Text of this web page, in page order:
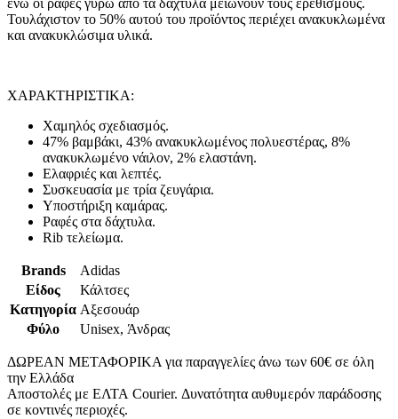
ενώ οι ραφές γύρω από τα δάχτυλα μειώνουν τους ερεθισμούς.
Τουλάχιστον το 50% αυτού του προϊόντος περιέχει ανακυκλωμένα
και ανακυκλώσιμα υλικά.
ΧΑΡΑΚΤΗΡΙΣΤΙΚΑ:
Χαμηλός σχεδιασμός.
47% βαμβάκι, 43% ανακυκλωμένος πολυεστέρας, 8%
ανακυκλωμένο νάιλον, 2% ελαστάνη.
Ελαφριές και λεπτές.
Συσκευασία με τρία ζευγάρια.
Υποστήριξη καμάρας.
Ραφές στα δάχτυλα.
Rib τελείωμα.
Brands
Adidas
Είδος
Κάλτσες
Κατηγορία Αξεσουάρ
Φύλο
Unisex, Άνδρας
ΔΩΡΕΑΝ ΜΕΤΑΦΟΡΙΚΑ για παραγγελίες άνω των 60€ σε όλη
την Ελλάδα
Αποστολές με ΕΛΤΑ Courier. Δυνατότητα αυθυμερόν παράδοσης
σε κοντινές περιοχές.